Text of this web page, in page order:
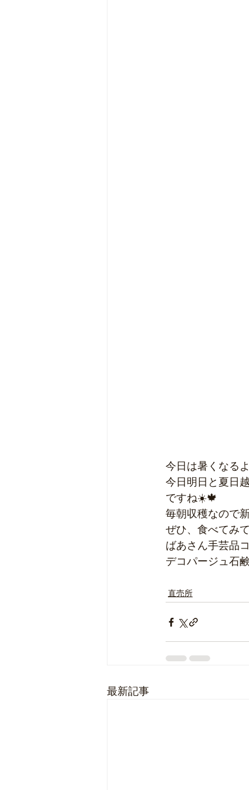
今日は暑くなる
今日明日と夏日
ですね☀️🍁
毎朝収穫なので
ぜひ、食べてみ
ばあさん手芸品
デコパージュ石
直売所
最新記事